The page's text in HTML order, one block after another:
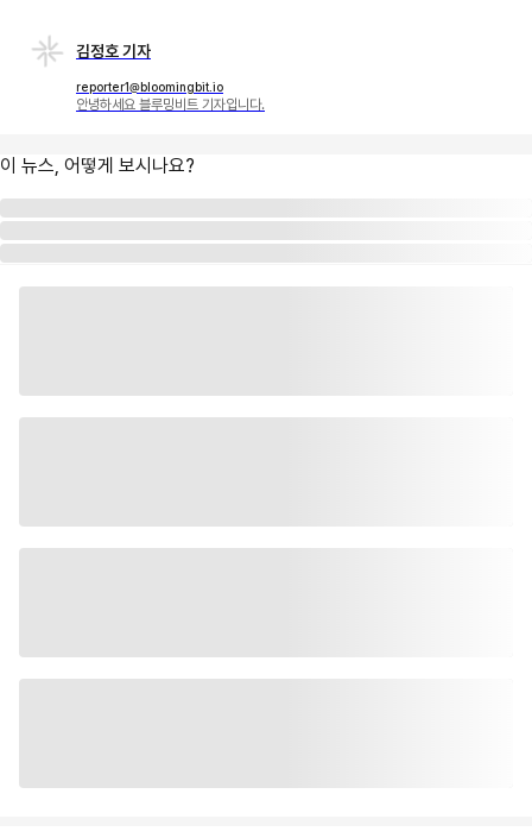
김정호 기자
reporter1@bloomingbit.io
안녕하세요 블루밍비트 기자입니다.
이 뉴스, 어떻게 보시나요?